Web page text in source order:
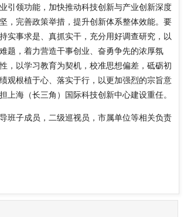
引领功能，加快推动科技创新与产业创新深度
，完善政策举措，提升创新体系整体效能。要
实事求是、真抓实干，充分用好调查研究，以
题，着力营造干事创业、奋勇争先的浓厚氛
，以学习教育为契机，校准思想偏差，砥砺初
观根植于心、落实于行，以更加强烈的宗旨意
上海（长三角）国际科技创新中心建设重任。
班子成员，二级巡视员，市属单位等相关负责